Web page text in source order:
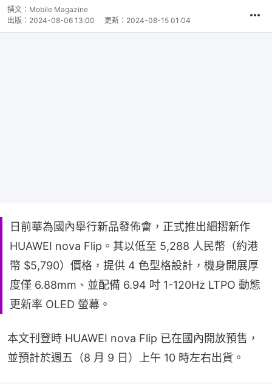
撰文： Mobile Magazine
出版： 2024-08-06 13:00 更新： 2024-08-15 01:04
日前華為國內舉行新品發佈會，正式推出細摺新作
HUAWEI nova Flip。其以低至 5,288 人民幣（約港
幣 $5,790）價格，提供 4 色型格設計，機身開展厚
度僅 6.88mm、並配備 6.94 吋 1-120Hz LTPO 動態
更新率 OLED 螢幕。
本文刊登時 HUAWEI nova Flip 已在國內開放預售，
並預計於週五（8 月 9 日）上午 10 時左右出貨。